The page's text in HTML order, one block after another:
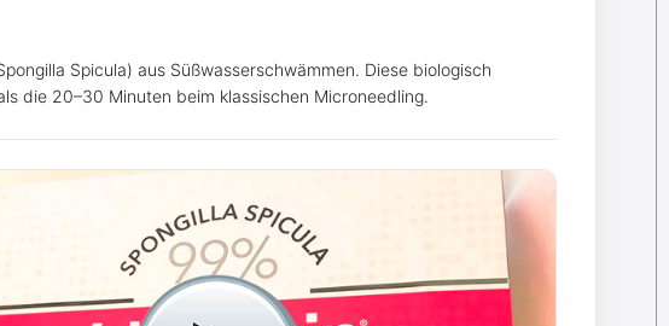
Spicula) aus Süßwasserschwämmen. Diese biologisch
die 20–30 Minuten beim klassischen Microneedling.